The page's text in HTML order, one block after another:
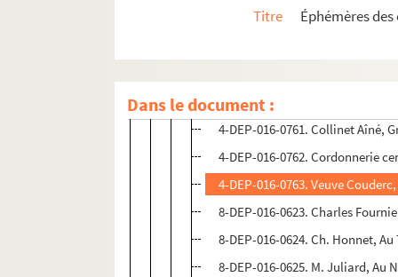
Titre
Éphémères
Dans le document :
15e arrondissement
8-DEP-016-0622. A. Beusschop
4-DEP-016-0761. Collinet Aîné,
4-DEP-016-0762. Cordonnerie
4-DEP-016-0763. Veuve
8-DEP-016-0623. Charles
8-DEP-016-0624. Ch. Honnet,
8-DEP-016-0625. M. Juliard, Au